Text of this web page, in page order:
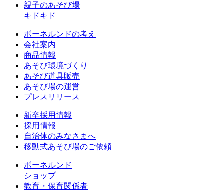
親子のあそび場
キドキド
ボーネルンドの考え
会社案内
商品情報
あそび環境づくり
あそび道具販売
あそび場の運営
プレスリリース
新卒採用情報
採用情報
自治体のみなさまへ
移動式あそび場のご依頼
ボーネルンド
ショップ
教育・保育関係者